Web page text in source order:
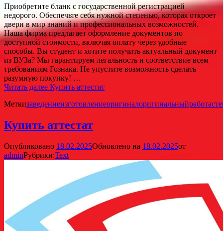
Приобретите бланк с государственной регистрацией
недорого. Обеспечьте себя нужной степенью, которая откроет
двери в мир знаний и профессиональных возможностей.
Наша фирма предлагает оформление документов по
доступной стоимости, включая оплату через удобные
способы. Вы студент и хотите получить актуальный документ
из ВУЗа? Мы гарантируем легальность и соответствие всем
требованиям Гознака. Не упустите возможность сделать
разумную покупку! …
Читать далее Купить аттестат
Меткизаведениеизготовлениеоригиналоригинальныйработа
Купить аттестат
Опубликовано 18.02.2025Обновлено на 18.02.2025от
adminРубрики:Text